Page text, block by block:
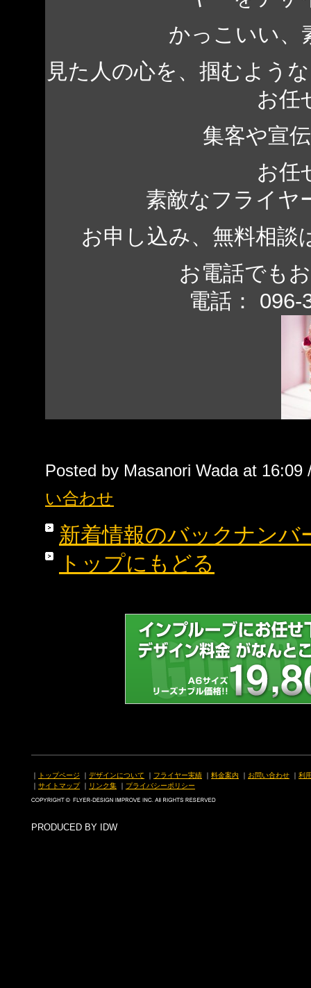
かっこいい、
見た人の心を、掴むよう
お任
集客や宣
お任
素敵なフライヤ
お申し込み、無料相談
お電話でも
電話： 096-
Posted by Masanori Wada at
い合わせ
新着情報のバックナンバ
トップにもどる
｜ トップページ ｜ デザインについて ｜ フライヤー実績 ｜ 料金案内 ｜ お問い合わせ ｜ 利
｜ サイトマップ｜ リンク集 ｜ プライバシーポリシー
PRODUCED BY IDW